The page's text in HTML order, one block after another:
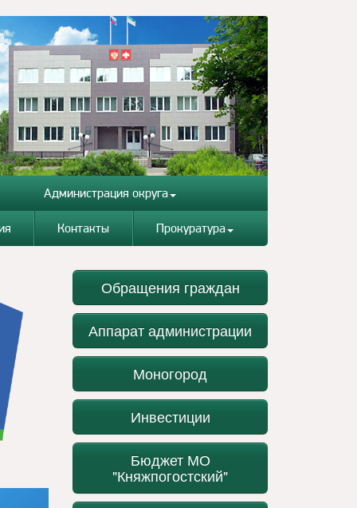
Администрация округа
Контакты Прокуратура
Обращения граждан
Аппарат администрации
Моногород
Инвестиции
Бюджет МО
"Княжпогостский"